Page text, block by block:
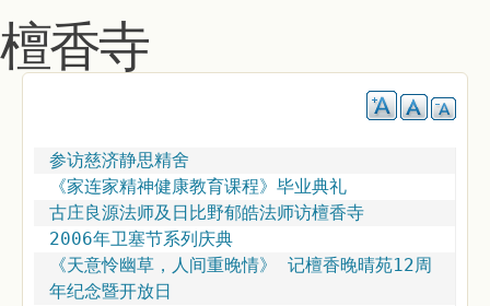
檀香寺
参访慈济静思精舍
《家连家精神健康教育课程》毕业典礼
古庄良源法师及日比野郁皓法师访檀香寺
2006年卫塞节系列庆典
《天意怜幽草，人间重晚情》 记檀香晚晴苑12周
年纪念暨开放日